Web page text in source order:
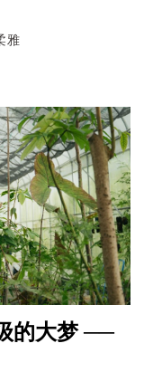
雅
的大梦 ──